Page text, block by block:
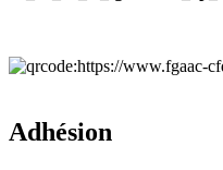
Adhésion